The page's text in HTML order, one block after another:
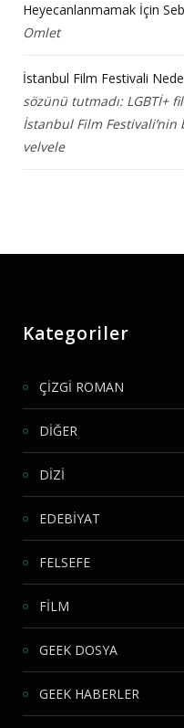
Heyecanlanmamak İçin
Omlet
İstanbul Film Festivali
sözünü tutmadı: LGBTİ+
İstanbul Film Festivali’nin
velvele
Kategoriler
ÇİZGİ ROMAN
DİĞER
DİZİ
EDEBİYAT
FELSEFE
FİLM
GEEK DOSYA
GEEK HABERLER